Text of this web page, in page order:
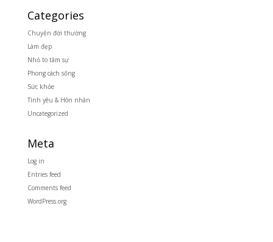
Categories
Chuyện đời thường
Làm đẹp
Nhỏ to tâm sự
Phong cách sống
Sức khỏe
Tình yêu & Hôn nhân
Uncategorized
Meta
Log in
Entries feed
Comments feed
WordPress.org